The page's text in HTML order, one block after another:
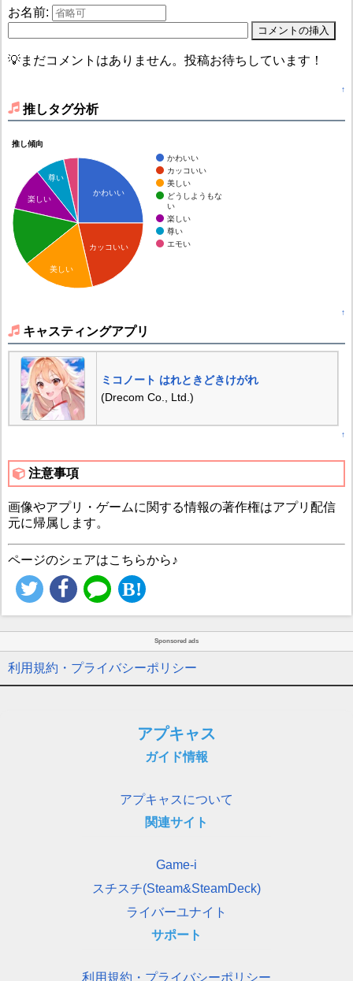
お名前:
💡まだコメントはありません。投稿お待ちしています！
↑
推しタグ分析
推し傾向
かわいい
カッコいい
美しい
どうしようもな
い
楽しい
尊い
エモい
かわいい
カッコいい
尊い
楽しい
美しい
↑
キャスティングアプリ
ミコノート はれときどきけがれ
(Drecom Co., Ltd.)
↑
注意事項
画像やアプリ・ゲームに関する情報の著作権はアプリ配信
元に帰属します。
ページのシェアはこちらから♪
Sponsored ads
利用規約・プライバシーポリシー
アプキャス
ガイド情報
アプキャスについて
関連サイト
Game-i
スチスチ(Steam&SteamDeck)
ライバーユナイト
サポート
利用規約・プライバシーポリシー